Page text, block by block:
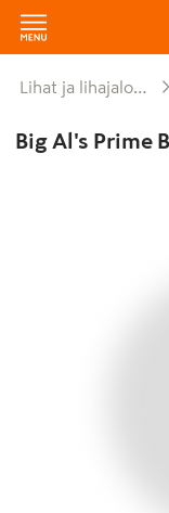
Lihat ja lihajalosteet
Big Al's Prime